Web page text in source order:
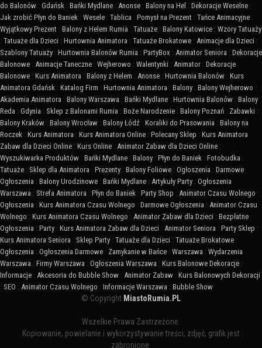
do Balonów : Gdańsk : Bańki Mydlane : Anonse : Balony na Hel : Dekoracje Weselne :
Jak zrobić Płyn do Baniek : Wesele : Tablica : Pomysł na Prezent : Tańce Animacyjne :
Wyjątkowy Prezent : Balony z Helem Rumia : Tatuaże : Balony Katowice : Wzory Tatuaży
: Tatuaże dla Dzieci : Hurtownia Animatora : Tatuaże Brokatowe : Animacje dla Dzieci :
Szablony Tatuaży : Hurtownia Balonów Rumia : PartyBox : Animator Seniora : Dekoracje
Balonowe : Animacje Taneczne : Wejherowo : Walentynki : Animator : Dekoracje
Balonowe : Kurs Animatora : Balony z Helem : Anonse : Hurtownia Balonów : Kurs
Animatora Gdańsk : Katalog Firm : Hurtownia Animatora : Balony : Balony Wejherowo :
Akademia Animatora : Balony Warszawa : Bańki Mydlane : Hurtownia Balonów : Balony
Reda : Gdynia : Sklep z Balonami Rumia : Boże Narodzenie : Balony Poznań : Zabawki :
Balony Kraków : Balony Wrocław : Balony Łódź : Koraliki do Prasowania : Balony na
Roczek : Kurs Animatora : Kurs Animatora Online : Polecany Sklep : Kurs Animatora
Zabaw dla Dzieci Online : Kurs Online : Animator Zabaw dla Dzieci Online :
Wyszukiwarka Produktów : Bańki Mydlane : Balony : Płyn do Baniek : Fotobudka :
Tatuaże : Sklep dla Animatora : Prezenty : Balony Foliowe : Ogłoszenia : Darmowe
Ogłoszenia : Balony Urodzinowe : Bańki Mydlane : Artykuły Party : Ogłoszenia
Warszawa : Strefa Animatora : Płyn do Baniek : Party Shop : Animator Czasu Wolnego :
Ogłoszenia : Kurs Animatora Czasu Wolnego : Darmowe Ogłoszenia : Animator Czasu
Wolnego : Kurs Animatora Czasu Wolnego : Animator Zabaw dla Dzieci : Bezpłatne
Ogłoszenia : Party : Kurs Animatora Zabaw dla Dzieci : Animator Seniora : Party Sklep :
Kurs Animatora Seniora : Sklep Party : Tatuaże dla Dzieci : Tatuaże Brokatowe :
Ogłoszenia : Ogłoszenia Darmowe : Zamykanie w Bańce : Warszawa : Wydarzenia
Warszawa : Firmy Warszawa : Ogłoszenia Warszawa : Kurs Balonowe Dekoracje :
Informacje : Akcesoria do Bubble Show : Animator Zabaw : Kurs Balonowych Dekoracji
: SEO : Animator Czasu Wolnego : Informacje Warszawa : Bubble Show
© Copyright MiastoRumia.PL
Wszelkie Prawa Zastrzeżone.
Kopiowanie, powielanie i wykorzystywanie treści, zdjęć, grafik jest
zabronione.